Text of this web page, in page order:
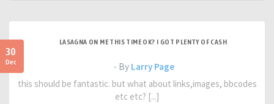
30
Dec
LASAGNA ON ME THIS TIME OK? I GOT PLENTY OF CASH
- By Larry Page
this should be fantastic. but what about links,images, bbcodes
etc etc? [...]